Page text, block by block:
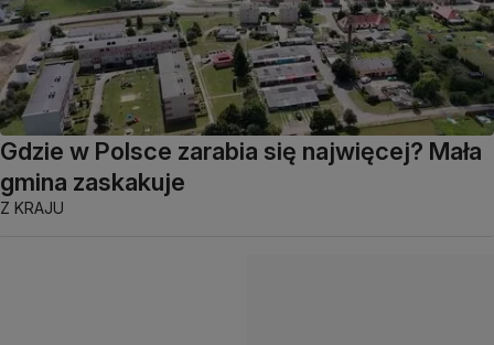
Gdzie w Polsce zarabia się najwięcej? Mała
gmina zaskakuje
Z KRAJU